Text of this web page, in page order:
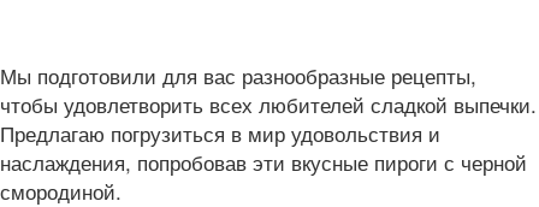
Мы подготовили для вас разнообразные рецепты,
чтобы удовлетворить всех любителей сладкой выпечки.
Предлагаю погрузиться в мир удовольствия и
наслаждения, попробовав эти вкусные пироги с черной
смородиной.